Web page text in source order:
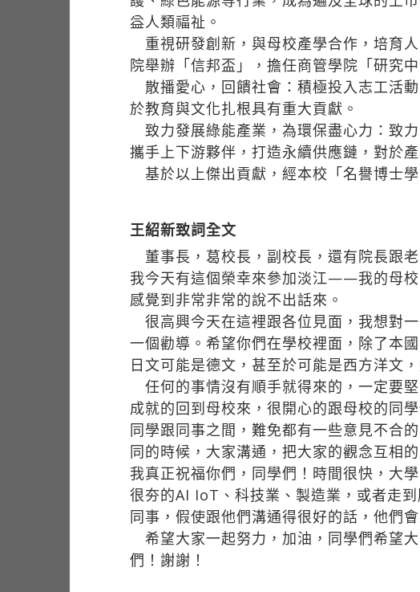
益人類福祉。
重視研發創新，與母校產學合作，培育
院舉辦「信邦盃」，擔任商管學院「研究
散播愛心，回饋社會：積極投入志工活
於教育與文化扎根具有重大貢獻。
致力發展綠能產業，為環保盡心力：致
攜手上下游夥伴，打造永續供應鏈，對於
基於以上傑出貢獻，經本校「名譽博士
王紹新致詞全文
董事長，葛校長，副校長，還有院長跟老
我今天有這個榮幸來參加淡江——我的母
感覺到非常非常的說不出話來。
很高興今天在這裡跟各位見面，我想對
一個勸導。希望你們在學校裡面，除了本
日文可能是德文，甚至於可能是西方洋文
任何的事情沒有順手就得來的，一定要
成就的回到母校來，很開心的跟母校的同學
同學跟同事之間，難免都有一些意見不合
同的時候，大家溝通，把大家的觀念互相
我真正祝福你們，同學們！時間很快，大
很夯的AI IoT、科技業、製造業，或者走
同事，假使跟他們溝通得很好的話，他們
希望大家一起努力，加油，同學們希望
們！謝謝！